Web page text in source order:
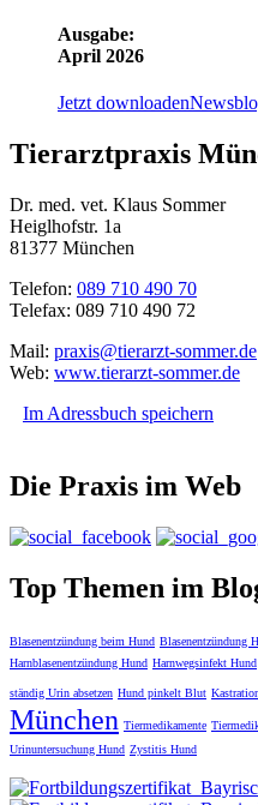
Ausgabe:
April 2026
Jetzt downloaden
Tierarztpraxis
Dr. med. vet. Klaus Sommer
Heiglhofstr. 1a
81377 München
Telefon: 089 710 490 70
Telefax: 089 710 490 72
Mail: praxis@tierarzt-sommer.de
Web: www.tierarzt-sommer.de
Im Adressbuch speichern
Die Praxis im Web
Top Themen im
Blasenentzündung beim Hund Blasenentzündung
Harnblasenentzündung Hund Harnwegsinfekt Hund
ständig Urin absetzen Hund pinkelt Blut
München Tiermedikamente
Urinuntersuchung Hund Zystitis Hund